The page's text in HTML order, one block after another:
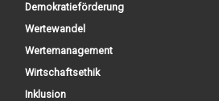
Demokratieförderung
Wertewandel
Wertemanagement
Wirtschaftsethik
Inklusion